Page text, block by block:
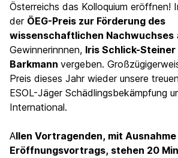
Österreichs das Kolloquium eröffnen!
der ÖEG-Preis zur Förderung des
wissenschaftlichen Nachwuchses
Gewinnerinnnen, Iris Schlick-Steiner
Barkmann vergeben.
Preis dieses Jahr wieder unsere
ESOL-Jäger Schädlingsbekämpfung
International.
Allen Vortragenden, mit Ausnahme
Eröffnungsvortrags, stehen 20